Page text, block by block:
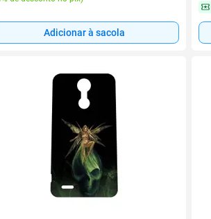
Adicionar à sacola